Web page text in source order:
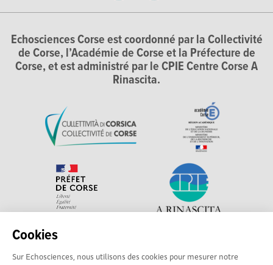
Cookies
Sur Echosciences, nous utilisons des cookies pour mesurer notre
Echosciences Corse est coordonné par la Collectivité
de Corse, l’Académie de Corse et la Préfecture de
Corse, et est administré par le CPIE Centre Corse A
Rinascita.
Corse, le réseau social des acteurs de sciences et de